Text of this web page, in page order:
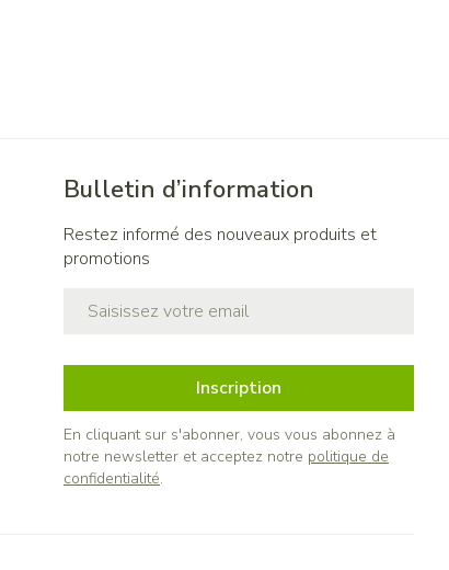
Bulletin d’information
Restez informé des nouveaux produits et
promotions
Inscription
En cliquant sur s'abonner, vous vous abonnez à
notre newsletter et acceptez notre politique de
confidentialité.